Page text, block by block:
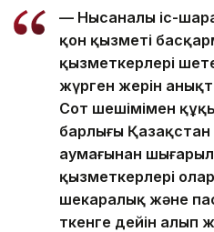
— Нысаналы іс-
қон қызметі
қызметкерлері
жүрген жерін
Сот шешімімен
барлығы
аумағынан
қызметкерлері
шекаралық және
өткенге дейін